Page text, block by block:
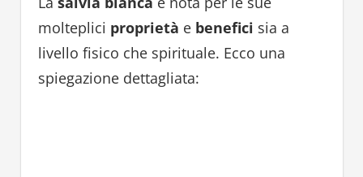
molteplici proprietà e benefici sia a
livello fisico che spirituale. Ecco una
spiegazione dettagliata: